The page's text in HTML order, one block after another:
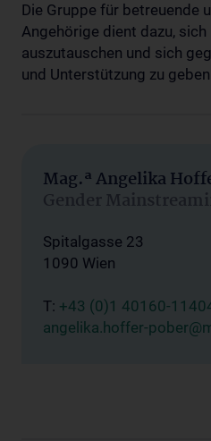
Die Gruppe für betreuende
Angehörige dient dazu,
auszutauschen und sich
und Unterstützung zu
Mag.ª Angelika
Gender
Spitalgasse 23
1090 Wien
T: +43 (0)1 40160-
angelika.hoffer-